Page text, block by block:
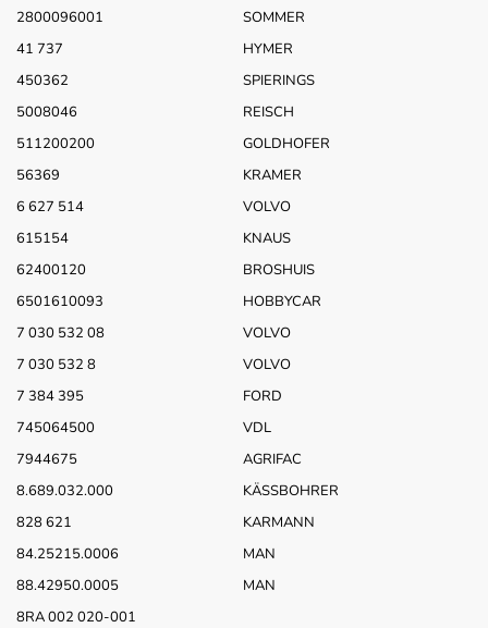
2800096001
SOMMER
41 737
HYMER
450362
SPIERINGS
5008046
REISCH
511200200
GOLDHOFER
56369
KRAMER
6 627 514
VOLVO
615154
KNAUS
62400120
BROSHUIS
6501610093
HOBBYCAR
7 030 532 08
VOLVO
7 030 532 8
VOLVO
7 384 395
FORD
745064500
VDL
7944675
AGRIFAC
8.689.032.000
KÄSSBOHRER
828 621
KARMANN
84.25215.0006
MAN
88.42950.0005
MAN
8RA 002 020-001